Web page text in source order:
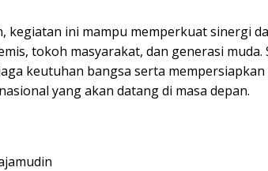
kegiatan ini mampu memperkuat sinergi
tokoh masyarakat, dan generasi
keutuhan bangsa serta
yang akan datang di masa depan.